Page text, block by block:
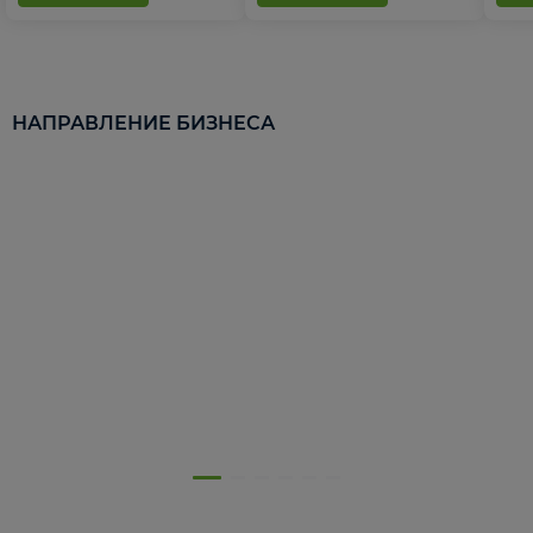
НАПРАВЛЕНИЕ БИЗНЕСА